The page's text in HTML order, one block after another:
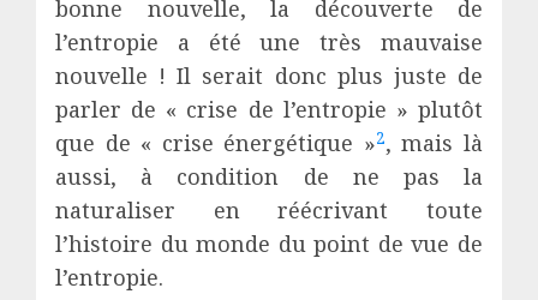
bonne nouvelle, la découverte de
l’entropie a été une très mauvaise
nouvelle ! Il serait donc plus juste de
parler de « crise de l’entropie » plutôt
que de « crise énergétique »2, mais là
aussi, à condition de ne pas la
naturaliser en réécrivant toute
l’histoire du monde du point de vue de
l’entropie.